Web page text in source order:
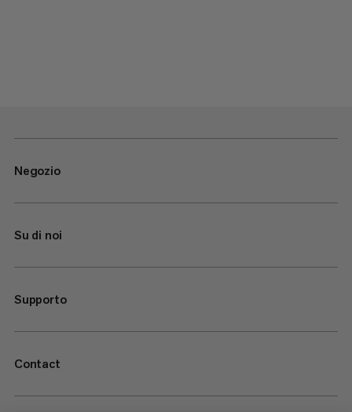
Negozio
Su di noi
Supporto
Contact